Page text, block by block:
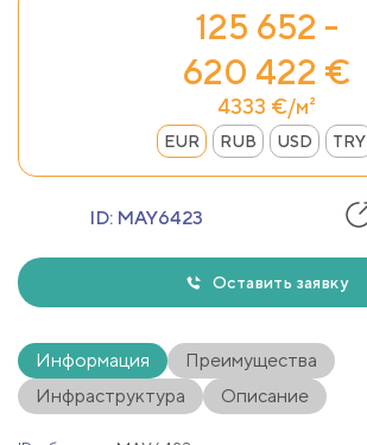
125 652 -
620 422 €
4333 €/м²
EUR RUB USD TRY
ID: MAY6423
Оставить заявку
Информация
Преимущества
Инфраструктура
Описание